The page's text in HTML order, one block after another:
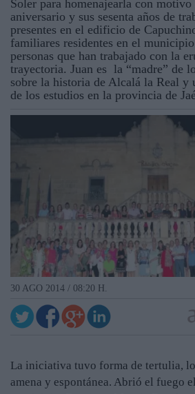
Soler para homenajearla con motivo
aniversario y sus sesenta años de
presentes en el edificio de
familiares residentes en el
personas que han trabajado con la
trayectoria. Juan es la “madre” de
sobre la historia de Alcalá la Real y
de los estudios en la provincia de
30 AGO 2014 / 08:20 H.
La iniciativa tuvo forma de tertulia,
amena y espontánea. Abrió el fuego